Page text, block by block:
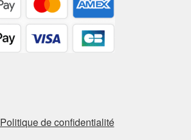
Politique de confidentialité